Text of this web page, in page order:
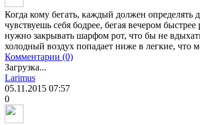
Когда кому бегать, каждый должен определять
чувствуешь себя бодрее, бегая вечером
нужно закрывать шарфом рот, что бы не
холодный воздух попадает ниже в легкие, что
Комментарии (0)
Загрузка...
Larimus
05.11.2015 07:57
0